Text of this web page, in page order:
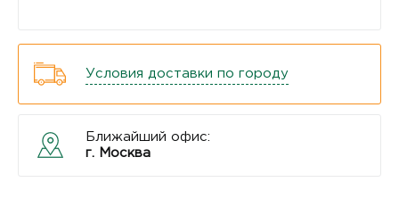
Условия доставки по городу
Ближайший офис:
г. Москва